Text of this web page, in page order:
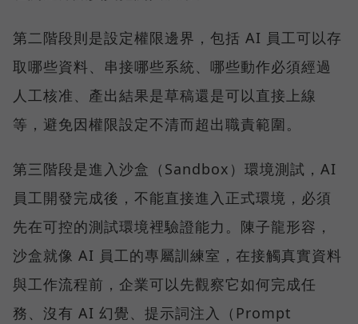
第二階段則是設定權限邊界，包括 AI 員工可以存
取哪些資料、串接哪些系統、哪些動作必須經過
人工核准、產出結果是草稿還是可以直接上線
等，避免因權限設定不清而超出職責範圍。
第三階段是進入沙盒（Sandbox）環境測試，AI
員工開發完成後，不能直接進入正式環境，必須
先在可控的測試環境裡驗證能力。陳子龍形容，
沙盒就像 AI 員工的專屬訓練室，在接觸真實資料
與工作流程前，企業可以先觀察它如何完成任
務、沒有 AI 幻覺、提示詞注入（Prompt